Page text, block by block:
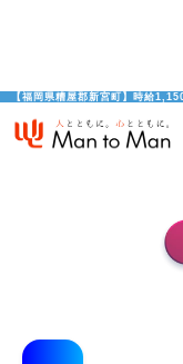
【福岡県糟屋郡新宮町】時給